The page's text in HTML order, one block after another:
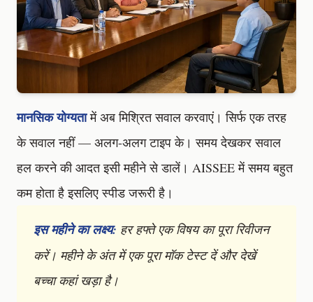
मानसिक योग्यतामें अब मिश्रित सवाल करवाएं। सिर्फ एक तरह
के सवाल नहीं — अलग-अलग टाइप के। समय देखकर सवाल
हल करने की आदत इसी महीने से डालें। AISSEE में समय बहुत
कम होता है इसलिए स्पीड जरूरी है।
इस महीने का लक्ष्य: हर हफ्ते एक विषय का पूरा रिवीजन
करें। महीने के अंत में एक पूरा मॉक टेस्ट दें और देखें
बच्चा कहां खड़ा है।